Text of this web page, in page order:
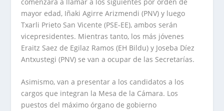
mayor edad, Iñaki Agirre Arizmendi (PNV) y luego
Txarli Prieto San Vicente (PSE-EE), ambos serán
vicepresidentes. Mientras tanto, los más jóvenes
Eraitz Saez de Egilaz Ramos (EH Bildu) y Joseba Díez
Antxustegi (PNV) se van a ocupar de las Secretarías.
Asimismo, van a presentar a los candidatos a los
cargos que integran la Mesa de la Cámara. Los
puestos del máximo órgano de gobierno